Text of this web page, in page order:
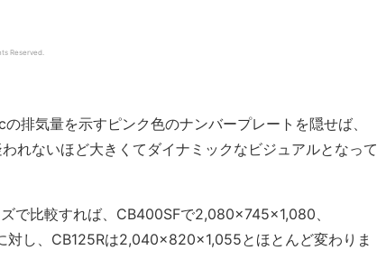
Reserved.
排気量を示すピンク色のナンバープレートを隠せば、
れないほど大きくてダイナミックなビジュアルとなって
で比較すれば、CB400SFで2,080×745×1,080、
し、CB125Rは2,040×820×1,055とほとんど変わりま